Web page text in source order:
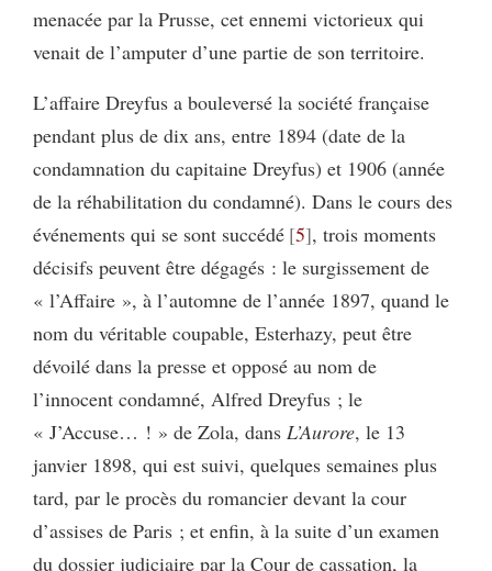
menacée par la Prusse, cet ennemi victorieux qui
venait de l’amputer d’une partie de son territoire.
L’affaire Dreyfus a bouleversé la société française
pendant plus de dix ans, entre 1894 (date de la
condamnation du capitaine Dreyfus) et 1906 (année
de la réhabilitation du condamné). Dans le cours des
événements qui se sont succédé 5 , trois moments
décisifs peuvent être dégagés : le surgissement de
« l’Affaire », à l’automne de l’année 1897, quand le
nom du véritable coupable, Esterhazy, peut être
dévoilé dans la presse et opposé au nom de
l’innocent condamné, Alfred Dreyfus ; le
« J’Accuse… ! » de Zola, dans L’Aurore, le 13
janvier 1898, qui est suivi, quelques semaines plus
tard, par le procès du romancier devant la cour
d’assises de Paris ; et enfin, à la suite d’un examen
du dossier judiciaire par la Cour de cassation, la